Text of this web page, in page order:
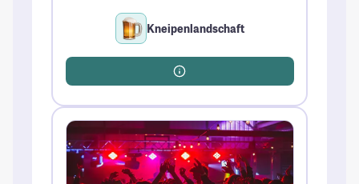
Kneipenlandschaft